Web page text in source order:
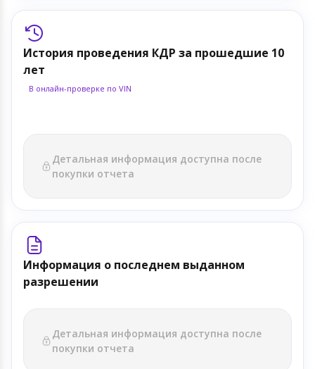
История проведения КДР за прошедшие 10
лет
В онлайн-проверке по VIN
Детальная информация доступна после
покупки отчета
Информация о последнем выданном
разрешении
Детальная информация доступна после
покупки отчета